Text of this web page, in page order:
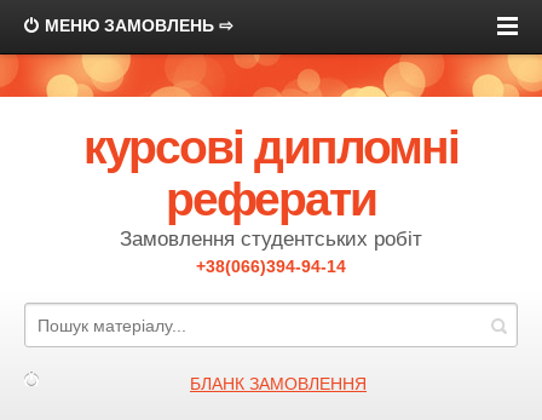
МЕНЮ ЗАМОВЛЕНЬ ⇨
курсові дипломні
реферати
Замовлення студентських робіт
+38(066)394-94-14
БЛАНК ЗАМОВЛЕННЯ